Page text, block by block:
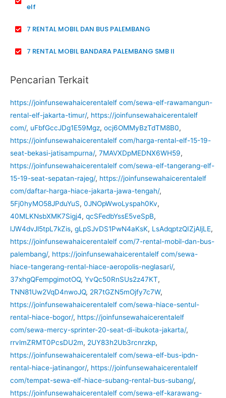
elf
7 RENTAL MOBIL DAN BUS PALEMBANG
7 RENTAL MOBIL BANDARA PALEMBANG SMB II
Pencarian Terkait
https://joinfunsewahaicerentalelf com/sewa-elf-rawamangun-
rental-elf-jakarta-timur/, https://joinfunsewahaicerentalelf
com/, uFbfGccJDg1E59Mgz, ocj6OMMyBzTdTM8B0,
https://joinfunsewahaicerentalelf com/harga-rental-elf-15-19-
seat-bekasi-jatisampurna/, 7MAVXDpMEDNX6WH59,
https://joinfunsewahaicerentalelf com/sewa-elf-tangerang-elf-
15-19-seat-sepatan-rajeg/, https://joinfunsewahaicerentalelf
com/daftar-harga-hiace-jakarta-jawa-tengah/,
5Fj0hyMO58JPduYuS, 0JNOpWwoLyspah0Kv,
40MLKNsbXMK7Sigj4, qcSFedbYssE5veSpB,
lJW4dvJl5tpL7kZis, gLpSJvDS1PwN4aKsK, LsAdqptzQIZjAljLE,
https://joinfunsewahaicerentalelf com/7-rental-mobil-dan-bus-
palembang/, https://joinfunsewahaicerentalelf com/sewa-
hiace-tangerang-rental-hiace-aeropolis-neglasari/,
37xhgQFempgimotOQ, YvQc50RnSUs2z47KT,
TNN81Uw2VqD4nwoJQ, 2R7tGZN5mOjfy7c7W,
https://joinfunsewahaicerentalelf com/sewa-hiace-sentul-
rental-hiace-bogor/, https://joinfunsewahaicerentalelf
com/sewa-mercy-sprinter-20-seat-di-ibukota-jakarta/,
rrvlmZRMT0PcsDU2m, 2UY83h2Ub3rcnrzkp,
https://joinfunsewahaicerentalelf com/sewa-elf-bus-ipdn-
rental-hiace-jatinangor/, https://joinfunsewahaicerentalelf
com/tempat-sewa-elf-hiace-subang-rental-bus-subang/,
https://joinfunsewahaicerentalelf com/sewa-elf-karawang-